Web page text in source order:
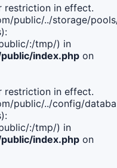
restriction in effect.
public/../storage/
:/tmp/) in
index.php on
restriction in effect.
public/../config/
:/tmp/) in
index.php on